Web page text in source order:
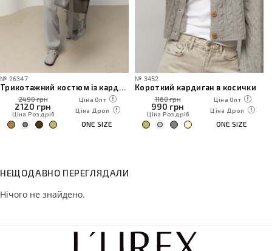
№ 26347
2490 грн
2120 грн
Ціна Роздріб
Ціна Опт
Ціна Дроп
ONE SIZE
№ 3452
Короткий кардиган в косички
1160 грн
990 грн
Ціна Роздріб
Ціна Опт
Ціна Дроп
ONE SIZE
НЕЩОДАВНО ПЕРЕГЛЯДАЛИ
Нічого не знайдено.